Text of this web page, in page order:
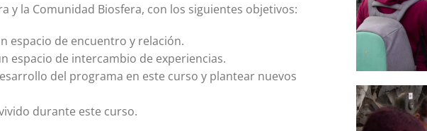
y la Comunidad Biosfera, con los siguientes objetivos:
espacio de encuentro y relación.
espacio de intercambio de experiencias.
del programa en este curso y plantear nuevos
durante este curso.